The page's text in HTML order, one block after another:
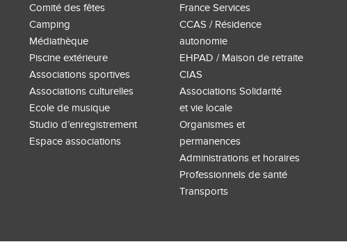
Comité des fêtes
Camping
Médiathèque
Piscine extérieure
Associations sportives
Associations culturelles
Ecole de musique
Studio d’enregistrement
Espace associations
France Services
CCAS / Résidence
autonomie
EHPAD / Maison de retraite
CIAS
Associations Solidarité
et vie locale
Organismes et
permanences
Administrations et horaires
Professionnels de santé
Transports